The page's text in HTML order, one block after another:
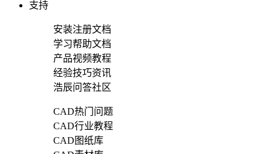
支持
安装注册文档
学习帮助文档
产品视频教程
经验技巧资讯
浩辰问答社区
CAD热门问题
CAD行业教程
CAD图纸库